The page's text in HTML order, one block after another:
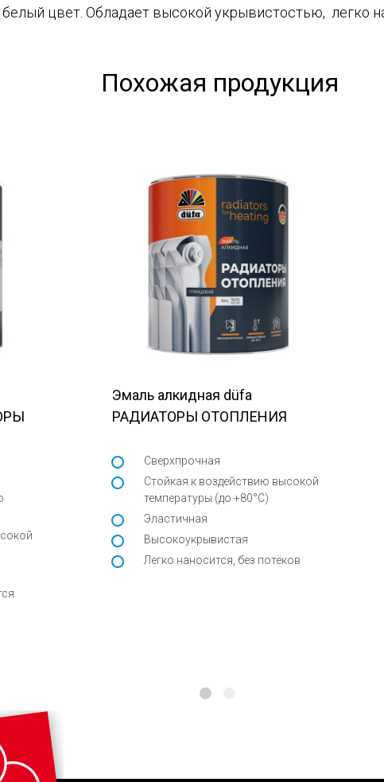
цвет. Обладает высокой укрывистостью, легко
Похожая продукция
Эмаль алкидная düfa
РАДИАТОРЫ ОТОПЛЕНИЯ
Сверхпрочная
Стойкая к воздействию высокой
температуры (до +80°С)
Эластичная
Высокоукрывистая
Легко наносится, без потёков